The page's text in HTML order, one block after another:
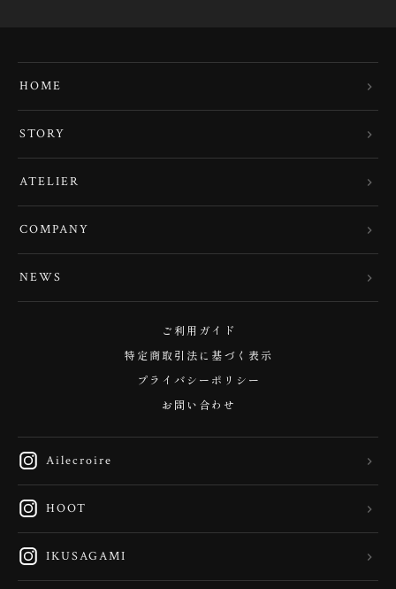
HOME
STORY
ATELIER
COMPANY
NEWS
ご利用ガイド
特定商取引法に基づく表示
プライバシーポリシー
お問い合わせ
Ailecroire
HOOT
IKUSAGAMI